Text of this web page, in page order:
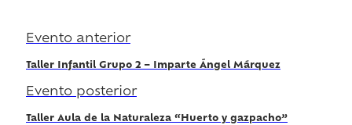
Evento anterior
Taller Infantil Grupo 2 – Imparte Ángel Márquez
Evento posterior
Taller Aula de la Naturaleza “Huerto y gazpacho”